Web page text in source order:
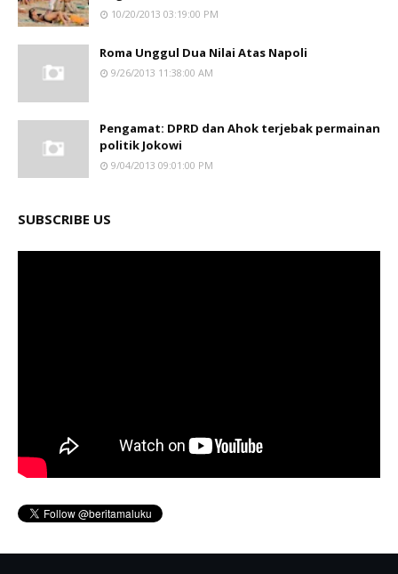
10/20/2013 03:19:00 PM
Roma Unggul Dua Nilai Atas Napoli
9/26/2013 11:38:00 AM
Pengamat: DPRD dan Ahok terjebak permainan
politik Jokowi
9/04/2013 09:01:00 PM
SUBSCRIBE US